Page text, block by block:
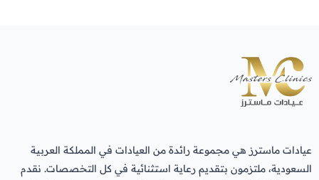
عيادات ماسترز هي مجموعة رائدة من العيادات في المملكة العربية
السعودية، ملتزمون بتقديم رعاية استثنائية في كل التخصصات. نقدم